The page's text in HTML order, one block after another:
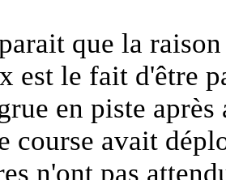
que la
est le fait d'être
en piste
course avait
n'ont pas